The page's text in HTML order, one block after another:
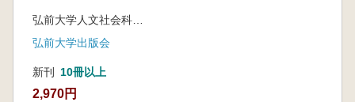
弘前大学人文社会科学部北日本考古学研究センター 編
弘前大学出版会
新刊 10冊以上
2,970円